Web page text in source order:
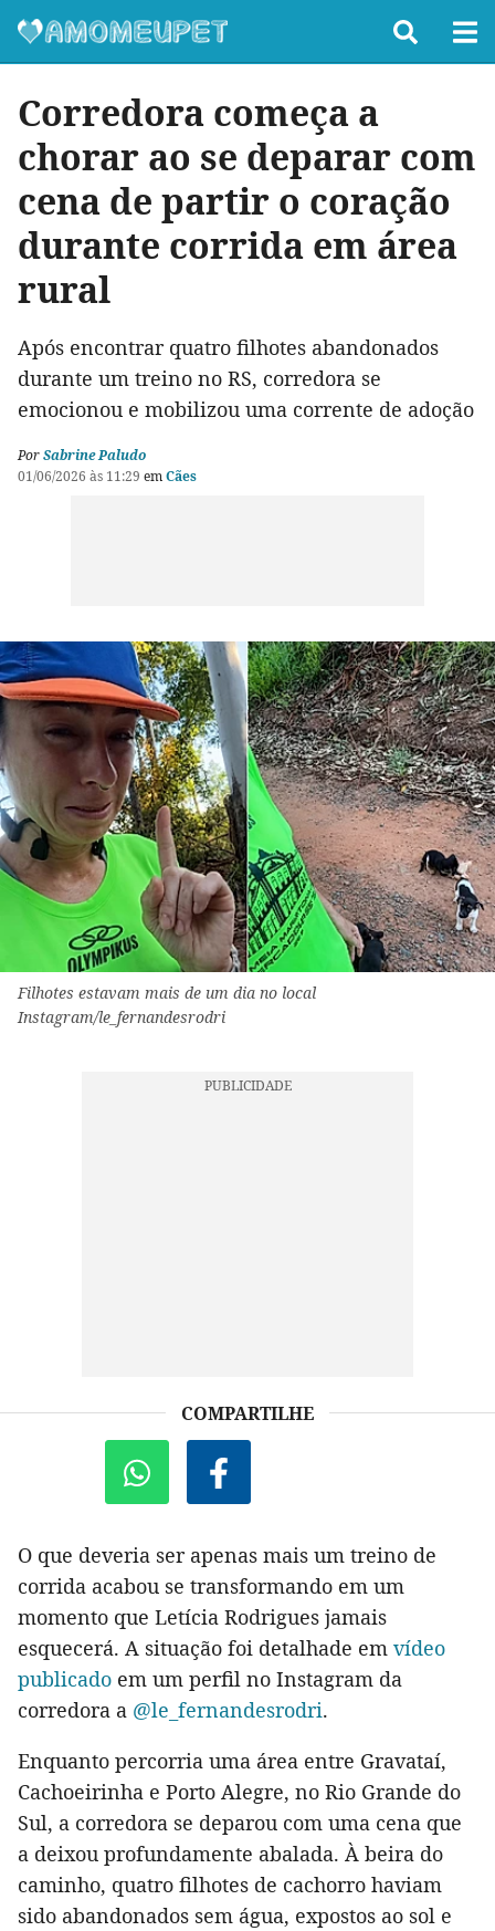
Corredora começa a
chorar ao se deparar com
cena de partir o coração
durante corrida em área
rural
Após encontrar quatro filhotes abandonados
durante um treino no RS, corredora se
emocionou e mobilizou uma corrente de adoção
PorSabrine Paludo
01/06/2026 às 11:29 emCães
Filhotes estavam mais de um dia no local
Instagram/le_fernandesrodri
COMPARTILHE
O que deveria ser apenas mais um treino de
corrida acabou se transformando em um
momento que Letícia Rodrigues jamais
esquecerá. A situação foi detalhade em vídeo
publicado em um perfil no Instagram da
corredora a @le_fernandesrodri.
Enquanto percorria uma área entre Gravataí,
Cachoeirinha e Porto Alegre, no Rio Grande do
Sul, a corredora se deparou com uma cena que
a deixou profundamente abalada. À beira do
caminho, quatro filhotes de cachorro haviam
sido abandonados sem água, expostos ao sol e